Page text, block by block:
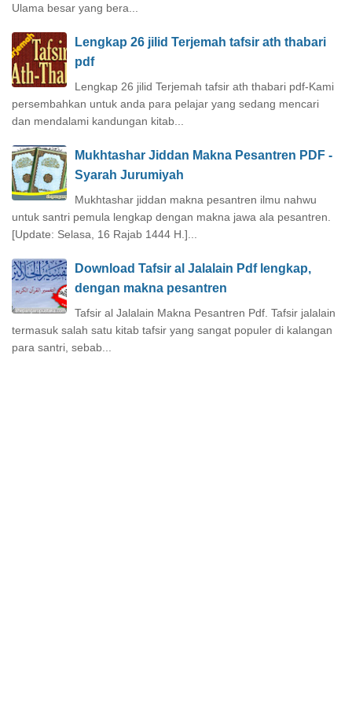
Ulama besar yang bera...
Lengkap 26 jilid Terjemah tafsir ath thabari
pdf
Lengkap 26 jilid Terjemah tafsir ath thabari pdf-Kami
persembahkan untuk anda para pelajar yang sedang mencari
dan mendalami kandungan kitab...
Mukhtashar Jiddan Makna Pesantren PDF -
Syarah Jurumiyah
Mukhtashar jiddan makna pesantren ilmu nahwu
untuk santri pemula lengkap dengan makna jawa ala pesantren.
[Update: Selasa, 16 Rajab 1444 H.]...
Download Tafsir al Jalalain Pdf lengkap,
dengan makna pesantren
Tafsir al Jalalain Makna Pesantren Pdf. Tafsir jalalain
termasuk salah satu kitab tafsir yang sangat populer di kalangan
para santri, sebab...